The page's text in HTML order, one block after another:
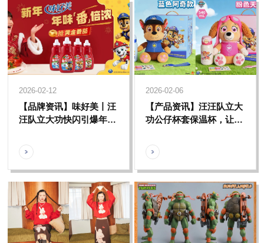
2026-02-12
【品牌资讯】味好美丨汪
汪队立大功快闪引爆年
力
2026-02-06
【产品资讯】汪汪队立大
功公仔杯套保温杯，让喝